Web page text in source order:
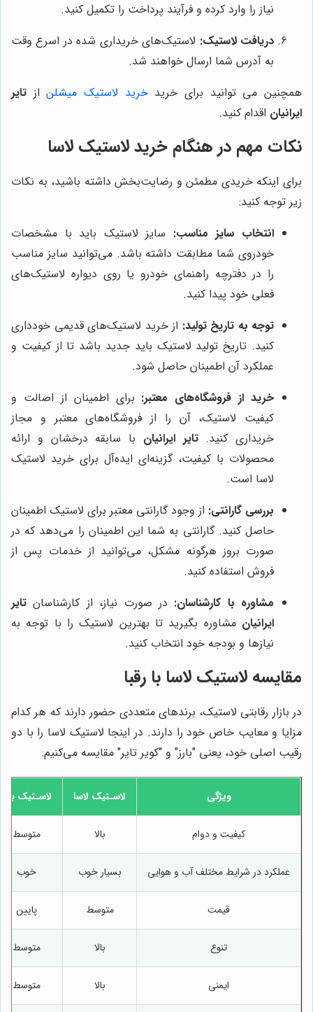
نیاز را وارد کرده و فرآیند پرداخت را تکمیل کنید.
دریافت لاستیک: لاستیک‌های خریداری شده در اسرع وقت
به آدرس شما ارسال خواهند شد.
همچنین می توانید برای خریدخرید لاستیک میشلناز تایر
ایرانیان اقدام کنید.
نکات مهم در هنگام خرید لاستیک لاسا
برای اینکه خریدی مطمئن و رضایت‌بخش داشته باشید، به نکات
زیر توجه کنید:
انتخاب سایز مناسب: سایز لاستیک باید با مشخصات
خودروی شما مطابقت داشته باشد. می‌توانید سایز مناسب
را در دفترچه راهنمای خودرو یا روی دیواره لاستیک‌های
فعلی خود پیدا کنید.
توجه به تاریخ تولید: از خرید لاستیک‌های قدیمی خودداری
کنید. تاریخ تولید لاستیک باید جدید باشد تا از کیفیت و
عملکرد آن اطمینان حاصل شود.
خرید از فروشگاه‌های معتبر: برای اطمینان از اصالت و
کیفیت لاستیک، آن را از فروشگاه‌های معتبر و مجاز
خریداری کنید.تایر ایرانیان با سابقه درخشان و ارائه
محصولات با کیفیت، گزینه‌ای ایده‌آل برای خرید لاستیک
لاسا است.
بررسی گارانتی: از وجود گارانتی معتبر برای لاستیک اطمینان
حاصل کنید. گارانتی به شما این اطمینان را می‌دهد که در
صورت بروز هرگونه مشکل، می‌توانید از خدمات پس از
فروش استفاده کنید.
مشاوره با کارشناسان: در صورت نیاز، از کارشناسان تایر
ایرانیان مشاوره بگیرید تا بهترین لاستیک را با توجه به
نیازها و بودجه خود انتخاب کنید.
مقایسه لاستیک لاسا با رقبا
در بازار رقابتی لاستیک، برندهای متعددی حضور دارند که هر کدام
مزایا و معایب خاص خود را دارند. در اینجا لاستیک لاسا را با دو
رقیب اصلی خود، یعنی "بارز" و "کویر تایر" مقایسه می‌کنیم:
ویژگی لاسـتیک لاسا لاسـتیک بارز
کیفیت و دوام بالا متوسط
عملکرد در شرایط مختلف آب و هوایی بسیار خوب خوب
قیمت متوسط پایین
تنوع بالا متوسط
ایمنی بالا متوسط